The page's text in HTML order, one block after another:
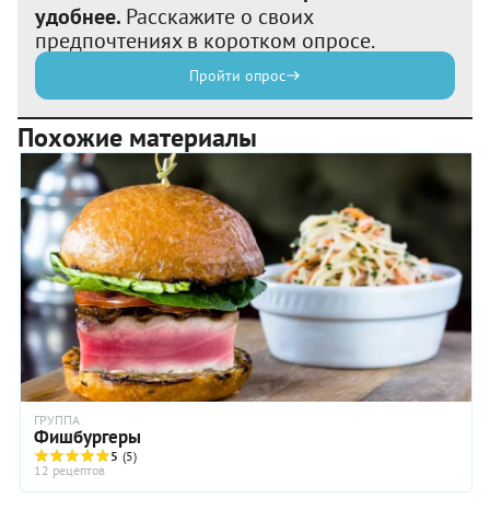
удобнее. Расскажите о своих
предпочтениях в коротком опросе.
Пройти опрос
Похожие материалы
ГРУППА
Фишбургеры
5 (5)
12 рецептов